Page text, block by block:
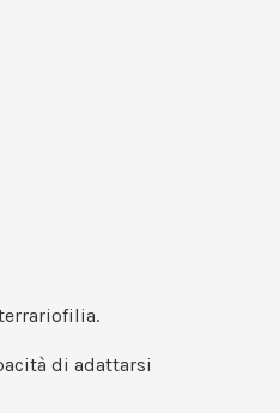
di adattarsi